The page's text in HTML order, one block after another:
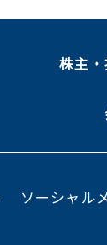
株主
ソーシャル